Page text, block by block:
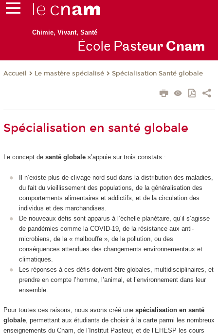
Chimie, Vivant, Santé
École Pasteur Cnam
Accueil Le mastère spécialisé Spécialisation Santé globale
Spécialisation en santé globale
Le concept de santé globales’appuie sur trois constats :
Il n’existe plus de clivage nord-sud dans la distribution des maladies,
du fait du vieillissement des populations, de la généralisation des
comportements alimentaires et addictifs, et de la circulation des
individus et des marchandises.
De nouveaux défis sont apparus à l’échelle planétaire, qu’il s’agisse
de pandémies comme la COVID-19, de la résistance aux anti-
microbiens, de la « malbouffe », de la pollution, ou des
conséquences attendues des changements environnementaux et
climatiques.
Les réponses à ces défis doivent être globales, multidisciplinaires, et
prendre en compte l’homme, l’animal, et l’environnement dans leur
ensemble.
Pour toutes ces raisons, nous avons créé une spécialisation en santé
globale, permettant aux étudiants de choisir à la carte parmi les nombreux
enseignements du Cnam, de l’Institut Pasteur, et de l’EHESP les cours